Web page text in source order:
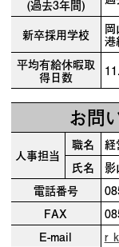
(過去3年間)
新卒採用学校
港
平均有給休暇取
得日数
お問
人事担当
職名
経
氏名
影
電話番号
FAX
E-mail